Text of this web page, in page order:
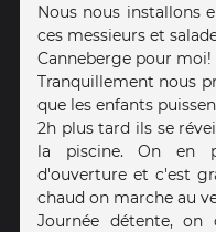
Nous nous installons
ces messieurs et
Canneberge pour moi!
Tranquillement nous
que les enfants
2h plus tard ils se
la piscine. On en
d'ouverture et c'est
chaud on marche au
Journée détente, on